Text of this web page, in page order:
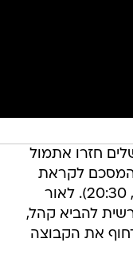
חזרו אתמול
המסכם לקראת
המשחק מול מכבי תל אביב (שבת, 20:30). לאור
להביא קהל,
את הקבוצה